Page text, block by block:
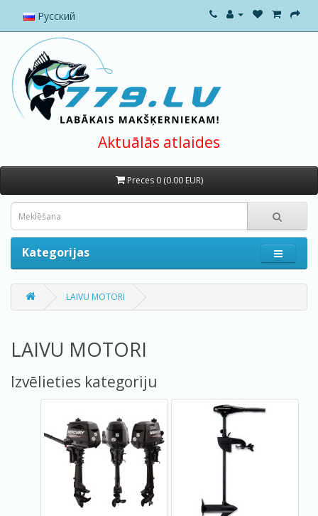
Русский
Aktuālās atlaides
Preces 0 (0.00 EUR)
Kategorijas
LAIVU MOTORI
LAIVU MOTORI
Izvēlieties kategoriju